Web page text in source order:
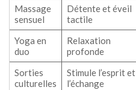
Massage
sensuel
Détente et éveil
tactile
Yoga en
duo
Relaxation
profonde
Sorties
culturelles
Stimule l’esprit et
l’échange